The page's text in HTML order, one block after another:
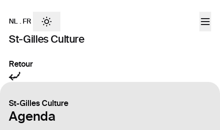
St-Gilles Culture
NL . FR
Retour
St-Gilles Culture
Agenda